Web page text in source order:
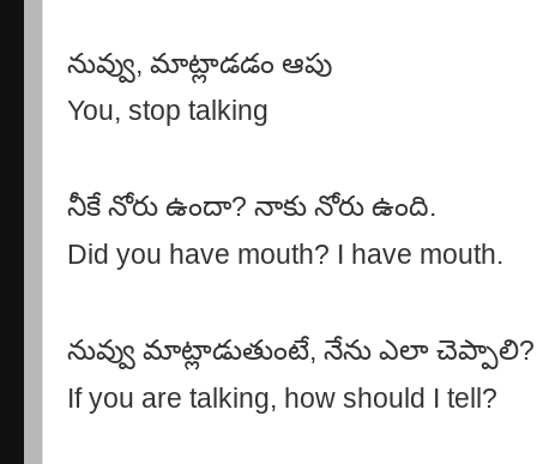
నువ్వు, మాట్లాడడం ఆపు
You, stop talking
నీకే నోరు ఉందా? నాకు నోరు ఉంది.
Did you have mouth? I have mouth.
నువ్వు మాట్లాడుతుంటే, నేను ఎలా చెప్పాలి?
If you are talking, how should I tell?